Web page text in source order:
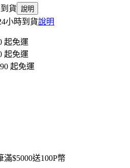
貨 說明
小時到貨說明
起免運
起免運
起免運
滿$5000送100P幣